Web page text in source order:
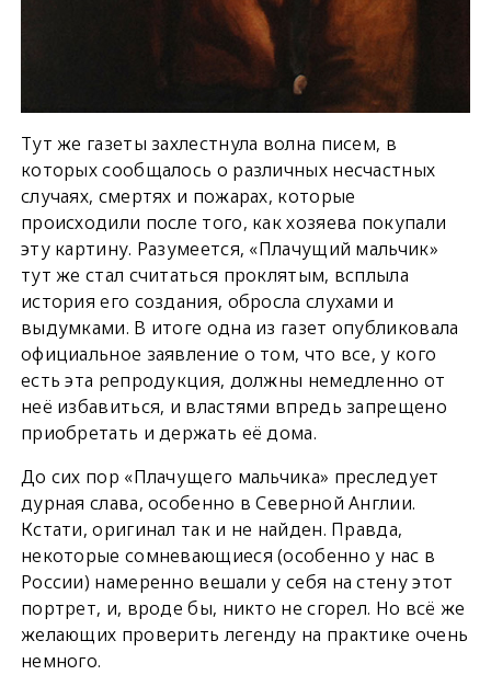
Тут же газеты захлестнула волна писем, в
которых сообщалось о различных несчастных
случаях, смертях и пожарах, которые
происходили после того, как хозяева покупали
эту картину. Разумеется, «Плачущий мальчик»
тут же стал считаться проклятым, всплыла
история его создания, обросла слухами и
выдумками. В итоге одна из газет опубликовала
официальное заявление о том, что все, у кого
есть эта репродукция, должны немедленно от
неё избавиться, и властями впредь запрещено
приобретать и держать её дома.
До сих пор «Плачущего мальчика» преследует
дурная слава, особенно в Северной Англии.
Кстати, оригинал так и не найден. Правда,
некоторые сомневающиеся (особенно у нас в
России) намеренно вешали у себя на стену этот
портрет, и, вроде бы, никто не сгорел. Но всё же
желающих проверить легенду на практике очень
немного.